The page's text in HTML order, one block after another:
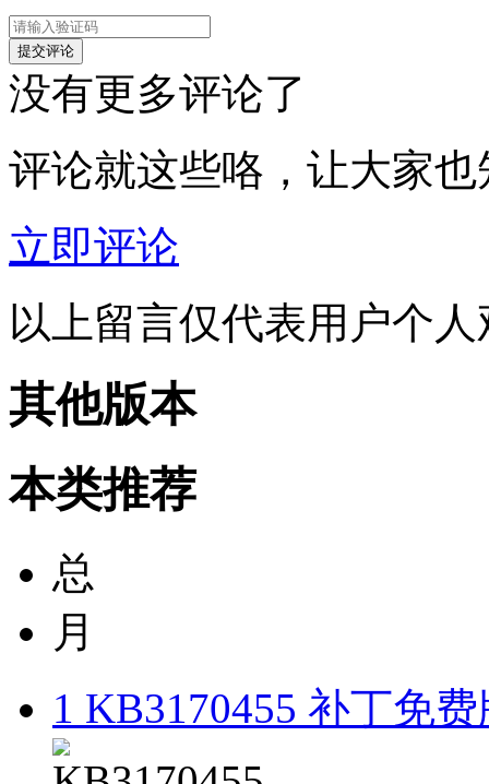
没有更多评论了
评论就这些咯，让大家
立即评论
以上留言仅代表用户个
其他版本
本类推荐
总
月
1 KB3170455 补丁免费